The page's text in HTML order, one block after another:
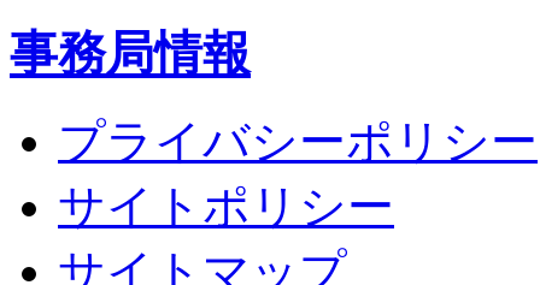
事務局情報
プライバシーポリシー
サイトポリシー
サイトマップ